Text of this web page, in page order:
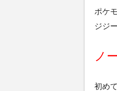
ポケ
ジジ
ノ
初め